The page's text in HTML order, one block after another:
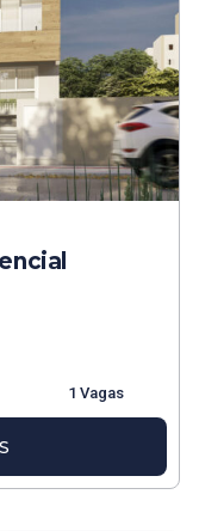
1 Vagas